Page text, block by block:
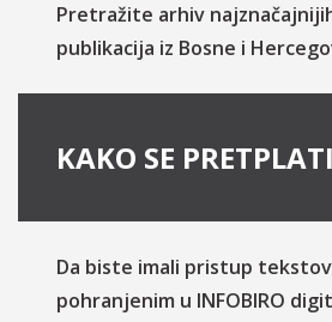
Pretražite arhiv
publikacija iz Bosne i
KAKO SE
Da biste imali pristup
pohranjenim u INFOBIRO